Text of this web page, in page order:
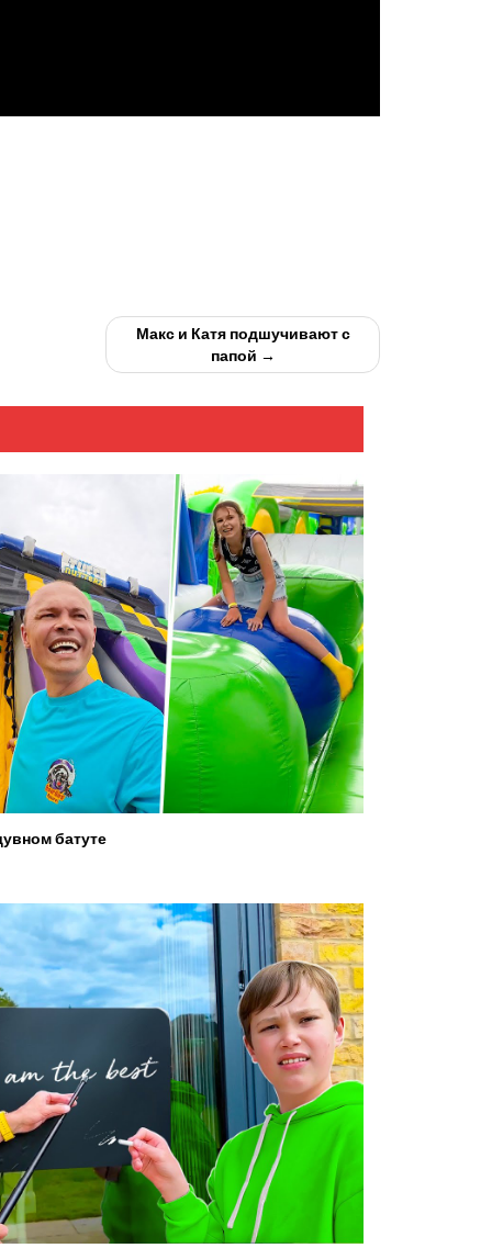
Макс и Катя подшучивают с
папой →
батуте